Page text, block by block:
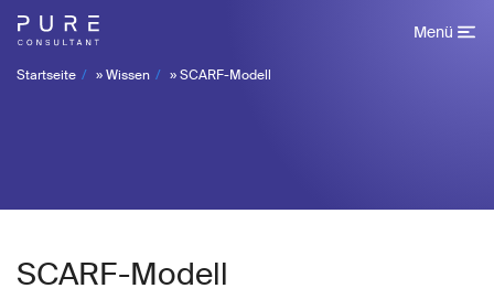
Menü
Startseite »Wissen »SCARF-Modell
SCARF-Modell